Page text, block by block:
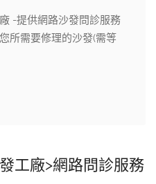
-提供網路沙發問診服務
所需要修理的沙發(需等
工廠>網路問診服務